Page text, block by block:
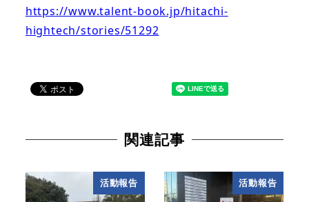
https://www.talent-book.jp/hitachi-
hightech/stories/51292
関連記事
活動報告 活動報告